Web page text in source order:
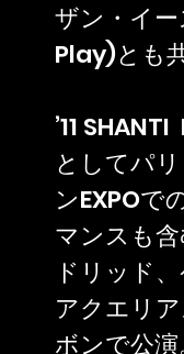
ザン・イ
Play)とも共
’11
としてパ
ンEXPOで
マンスも
ドリッド、
アクエリ
ボンで公演